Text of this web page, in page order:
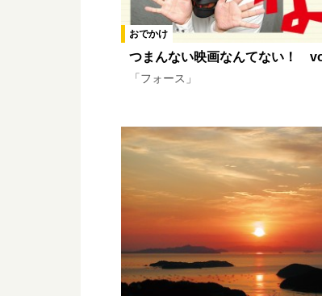
おでかけ
つまんない映画なんてない！
「フォース」